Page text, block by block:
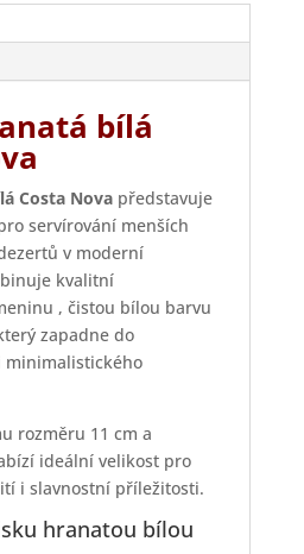
bílá
Costa Novapředstavuje
servírování menších
v moderní
kvalitní
, čistou bílou barvu
zapadne do
minimalistického
rozměru 11 cm a
ideální velikost pro
i slavnostní příležitosti.
hranatou bílou